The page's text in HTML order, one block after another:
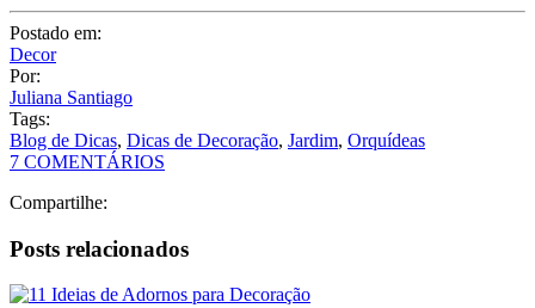
Essas plantas charmosas e elegantes podem parecer complicadas a
princípio, mas a verdade é que basta seguir algumas regrinhas e
cuidados para garantir uma coleção de orquídeas saudáveis e
bonitas.
Leia mais
Postado em:
Por:
Tags: